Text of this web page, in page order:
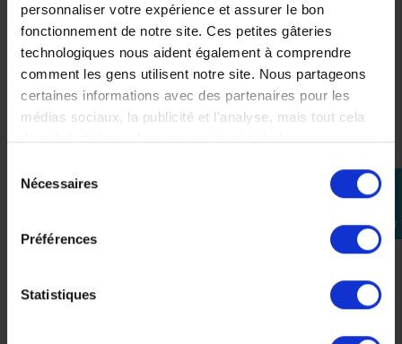
personnaliser votre expérience et assurer le bon
fonctionnement de notre site. Ces petites gâteries
technologiques nous aident également à comprendre
comment les gens utilisent notre site. Nous partageons
certaines informations avec des partenaires pour les
médias sociaux, la publicité et l'analyse, mais tout cela
dans le but de rendre votre visite géniale !
Nécessaires
Préférences
Statistiques
perm_identity
connecter
Blouson Ixon AllRoad X-Dry 14:20 Grege Navy Noir